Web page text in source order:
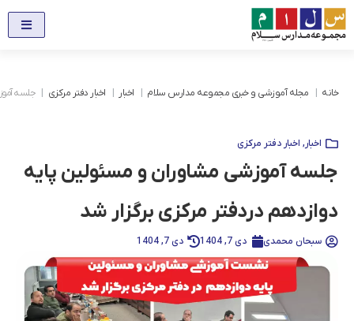
خانه مجله آموزشی و خبری مجموعه مدارس سلام اخبار اخبار دفتر مرکزی جلسه
اخبار, اخبار دفتر مرکزی
جلسه آموزشی مشاوران و مسئولین پایه
دوازدهم دردفتر مرکزی برگزار شد
سبحان محمدی دی 7, 1404 دی 7, 1404